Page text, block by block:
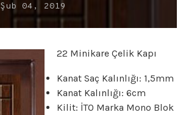
Şub 04, 2019
22 Minikare Çelik Kapı
Kanat Saç Kalınlığı: 1,5mm
Kanat Kalınlığı: 6cm
Kilit: İTO Marka Mono Blok